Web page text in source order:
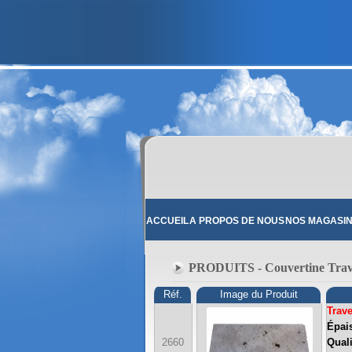
ACCUEILA PROPOS DE NOUS NOS
PRODUITS - Couvertine
Réf. Image du Produit
2660